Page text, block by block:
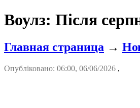
Воулз: Після
Главная страница →
Опубліковано: 06:00, 06/06/2026 ,